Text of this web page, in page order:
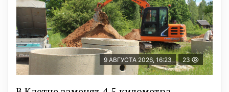
9 АВГУСТА 2026, 16:23 23